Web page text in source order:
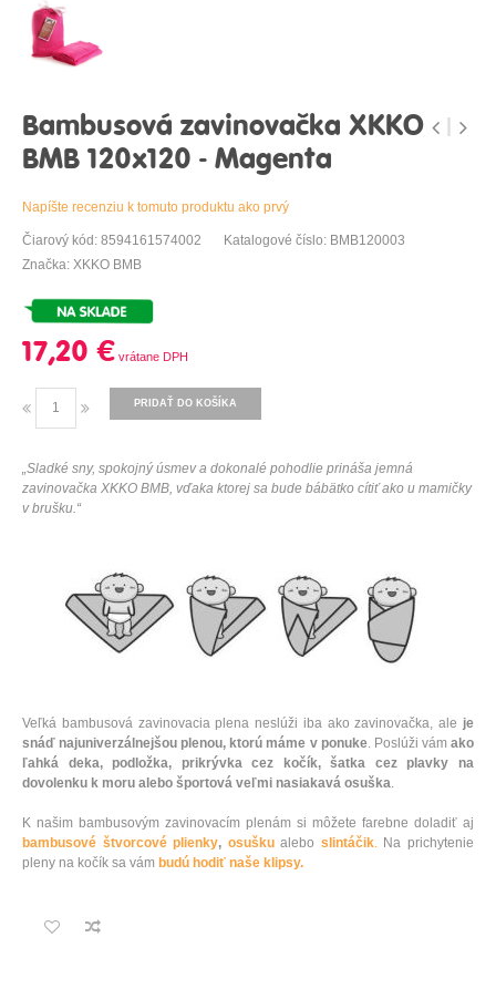
Bambusová zavinovačka XKKO
BMB 120x120 - Magenta
Napíšte recenziu k tomuto produktu ako prvý
Čiarový kód: 8594161574002
Katalogové číslo: BMB120003
Značka: XKKO BMB
17,20 €
PRIDAŤ DO KOŠÍKA
„Sladké sny, spokojný úsmev a dokonalé pohodlie prináša jemná
zavinovačka XKKO BMB, vďaka ktorej sa bude bábätko cítiť ako u mamičky
v brušku.“
Veľká bambusová zavinovacia plena neslúži iba ako zavinovačka, ale je
snáď najuniverzálnejšou plenou, ktorú máme v ponuke. Poslúži vámako
ľahká deka, podložka, prikrývka cez kočík, šatka cez plavky na
dovolenku k moru alebo športová veľmi nasiakavá osuška.
K našim bambusovým zavinovacím plenám si môžete farebne doladiť aj
bambusové štvorcové plienky, osuškualebo slintáčik.Na prichytenie
pleny na kočík sa vám budú hodiť naše klipsy.